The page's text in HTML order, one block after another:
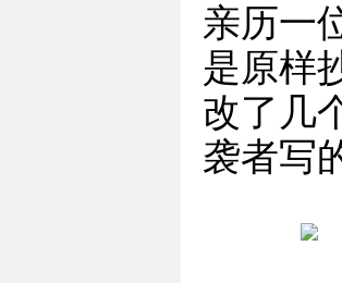
亲历一
是原样
改了几
袭者写